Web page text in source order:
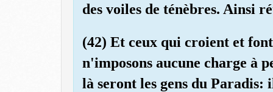
des voiles de ténèbres. Ainsi
(42) Et ceux qui croient et
n'imposons aucune charge à
là seront les gens du